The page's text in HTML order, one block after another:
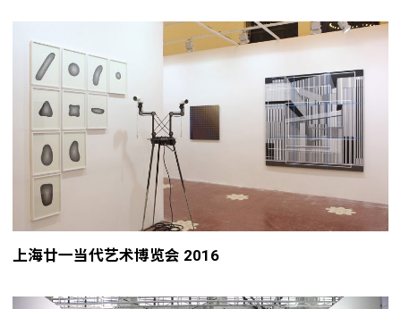
上海廿一当代艺术博览会 2016